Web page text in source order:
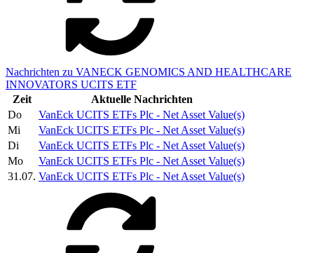
Nachrichten zu VANECK GENOMICS AND HEALTHCARE
INNOVATORS UCITS ETF
Zeit
Aktuelle Nachrichten
Do
VanEck UCITS ETFs Plc - Net Asset Value(s)
Mi
VanEck UCITS ETFs Plc - Net Asset Value(s)
Di
VanEck UCITS ETFs Plc - Net Asset Value(s)
Mo
VanEck UCITS ETFs Plc - Net Asset Value(s)
31.07. VanEck UCITS ETFs Plc - Net Asset Value(s)